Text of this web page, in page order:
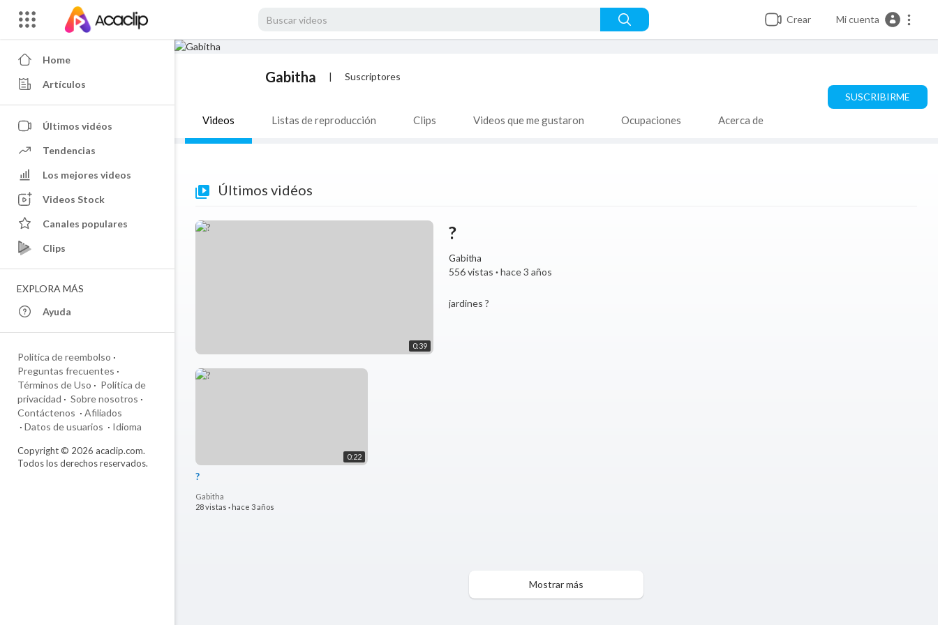
Crear Mi cuenta
Gabitha | Suscriptores
SUSCRIBIRME
Videos Listas de reproducción Clips Videos que me gustaron Ocupaciones Acerca de
Últimos vidéos
0:39
?
Gabitha
556 vistas ·hace 3 años
jardines ?
0:22
?
Gabitha
28 vistas · hace 3 años
Mostrar más
Home
Artículos
Últimos vidéos
Tendencias
Los mejores videos
Videos Stock
Canales populares
Clips
EXPLORA MÁS
Ayuda
Politica de reembolso ·
Preguntas frecuentes ·
Términos de Uso · Política de
privacidad · Sobre nosotros ·
Contáctenos · Afiliados
· Datos de usuarios · Idioma
Copyright © 2026 acaclip.com.
Todos los derechos reservados.